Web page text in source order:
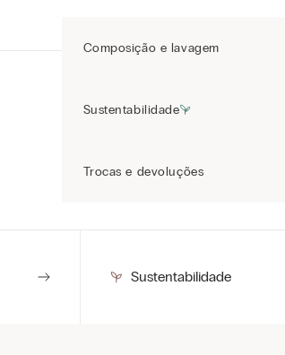
Composição e lavagem
Sustentabilidade
Trocas e devoluções
Sustentabilidade